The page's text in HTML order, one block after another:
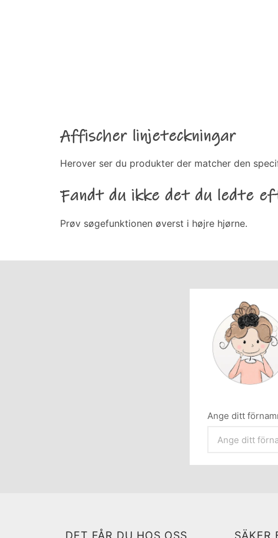
Affischer linjeteckningar
Herover ser du produkter der matcher den
Fandt du ikke det du ledte
Prøv søgefunktionen øverst i højre hjørne.
Ange ditt
DET FÅR DU HOS OSS SÄKER